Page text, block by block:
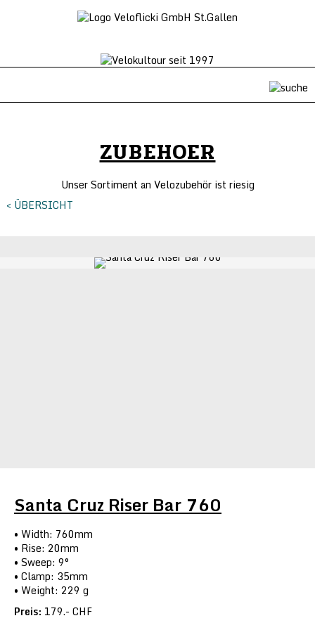
ZUBEHOER
Unser Sortiment an Velozubehör ist riesig
< ÜBERSICHT
Santa Cruz Riser Bar 760
Width: 760mm
Rise: 20mm
Sweep: 9°
Clamp: 35mm
Weight: 229 g
Preis: 179.- CHF